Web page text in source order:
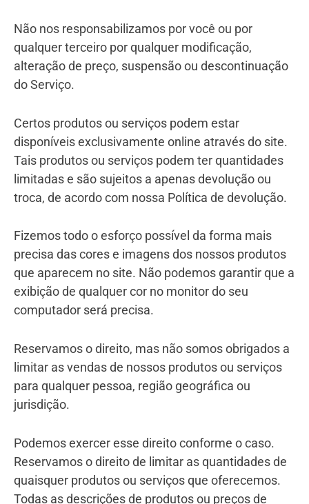
Não nos responsabilizamos por você ou por
qualquer terceiro por qualquer modificação,
alteração de preço, suspensão ou descontinuação
do Serviço.
Certos produtos ou serviços podem estar
disponíveis exclusivamente online através do site.
Tais produtos ou serviços podem ter quantidades
limitadas e são sujeitos a apenas devolução ou
troca, de acordo com nossa Política de devolução.
Fizemos todo o esforço possível da forma mais
precisa das cores e imagens dos nossos produtos
que aparecem no site. Não podemos garantir que a
exibição de qualquer cor no monitor do seu
computador será precisa.
Reservamos o direito, mas não somos obrigados a
limitar as vendas de nossos produtos ou serviços
para qualquer pessoa, região geográfica ou
jurisdição.
Podemos exercer esse direito conforme o caso.
Reservamos o direito de limitar as quantidades de
quaisquer produtos ou serviços que oferecemos.
Todas as descrições de produtos ou preços de